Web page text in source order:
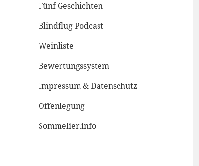
Fünf Geschichten
Blindflug Podcast
Weinliste
Bewertungssystem
Impressum & Datenschutz
Offenlegung
Sommelier.info